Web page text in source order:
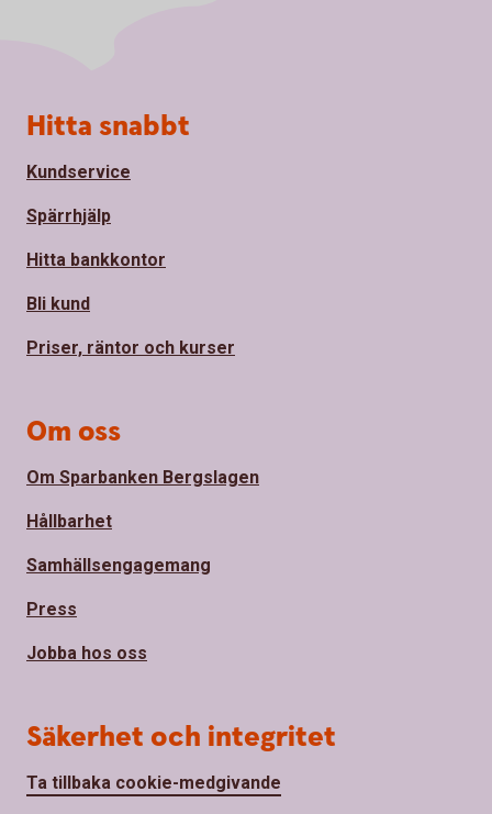
Sidfot
Hitta snabbt
Kundservice
Spärrhjälp
Hitta bankkontor
Bli kund
Priser, räntor och kurser
Om oss
Om Sparbanken Bergslagen
Hållbarhet
Samhällsengagemang
Press
Jobba hos oss
Säkerhet och integritet
Ta tillbaka cookie-medgivande